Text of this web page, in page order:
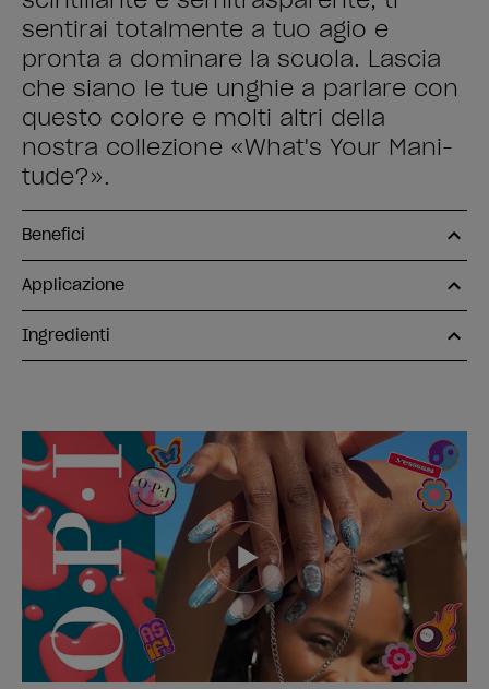
sentirai totalmente a tuo agio e
pronta a dominare la scuola. Lascia
che siano le tue unghie a parlare con
questo colore e molti altri della
nostra collezione «What's Your Mani-
tude?».
Benefici
Applicazione
Ingredienti